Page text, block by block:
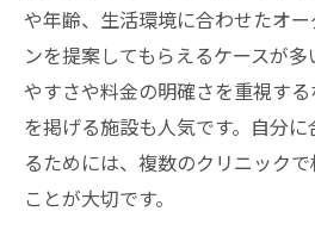
け方
シワケア成功のカギは
り
台東区の美容皮膚科で
基準
理想のシワケアを台東
や年齢、生活環境に合わせたオ
ンを提案してもらえるケースが
やすさや料金の明確さを重視す
を掲げる施設も人気です。自分
るためには、複数のクリニック
ことが大切です。